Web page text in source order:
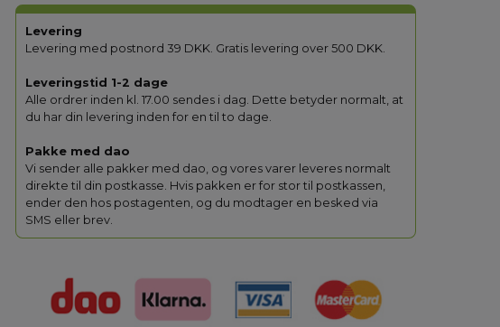
Levering
Levering med postnord 39 DKK. Gratis levering over 500 DKK.
Leveringstid 1-2 dage
Alle ordrer inden kl. 17.00 sendes i dag. Dette betyder normalt, at
du har din levering inden for en til to dage.
Pakke med dao
Vi sender alle pakker med dao, og vores varer leveres normalt
direkte til din postkasse. Hvis pakken er for stor til postkassen,
ender den hos postagenten, og du modtager en besked via
SMS eller brev.